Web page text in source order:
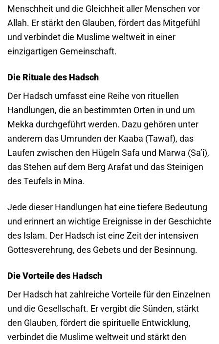
Menschheit und die Gleichheit aller Menschen vor
Allah. Er stärkt den Glauben, fördert das Mitgefühl
und verbindet die Muslime weltweit in einer
einzigartigen Gemeinschaft.
Die Rituale des Hadsch
Der Hadsch umfasst eine Reihe von rituellen
Handlungen, die an bestimmten Orten in und um
Mekka durchgeführt werden. Dazu gehören unter
anderem das Umrunden der Kaaba (Tawaf), das
Laufen zwischen den Hügeln Safa und Marwa (Sa’i),
das Stehen auf dem Berg Arafat und das Steinigen
des Teufels in Mina.
Jede dieser Handlungen hat eine tiefere Bedeutung
und erinnert an wichtige Ereignisse in der Geschichte
des Islam. Der Hadsch ist eine Zeit der intensiven
Gottesverehrung, des Gebets und der Besinnung.
Die Vorteile des Hadsch
Der Hadsch hat zahlreiche Vorteile für den Einzelnen
und die Gesellschaft. Er vergibt die Sünden, stärkt
den Glauben, fördert die spirituelle Entwicklung,
verbindet die Muslime weltweit und stärkt den